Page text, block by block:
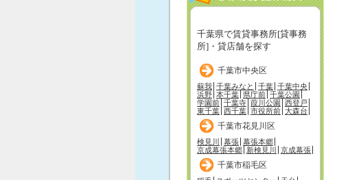
千葉県で賃貸事務所[貸事務
所]・貸店舗を探す
千葉市中央区
蘇我 千葉みなと 千葉 千葉中央
浜野 本千葉 県庁前 千葉公園
学園前 千葉寺 葭川公園
西登戸
東千葉 西千葉 市役所前 大森台
千葉市花見川区
検見川 幕張 幕張本郷
京成幕張本郷 新検見川 京成幕張
千葉市稲毛区